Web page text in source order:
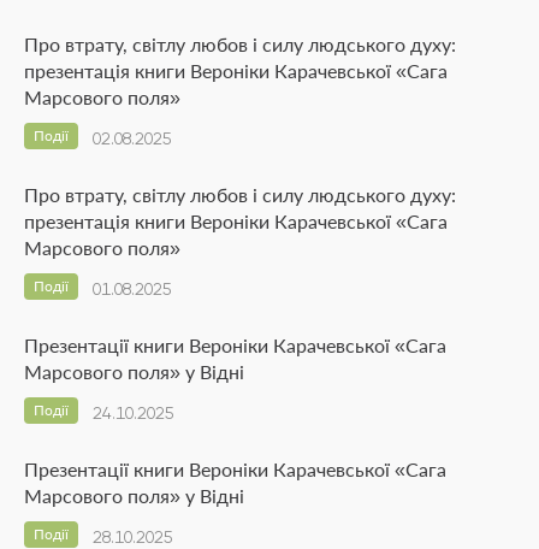
Про втрату, світлу любов і силу людського духу:
презентація книги Вероніки Карачевської «Сага
Марсового поля»
02.08.2025
Події
Про втрату, світлу любов і силу людського духу:
презентація книги Вероніки Карачевської «Сага
Марсового поля»
01.08.2025
Події
Презентації книги Вероніки Карачевської «Сага
Марсового поля» у Відні
24.10.2025
Події
Презентації книги Вероніки Карачевської «Сага
Марсового поля» у Відні
28.10.2025
Події